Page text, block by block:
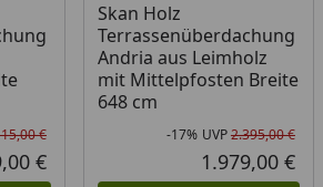
Rabatt in Prozent
Ursprünglicher Preis
€
Aktueller Preis
€
Skan Holz
Terrassenüberdachung
Andria aus Leimholz
mit Mittelpfosten Breite
648 cm
-17% UVP2.395,00 €
1.979,00 €